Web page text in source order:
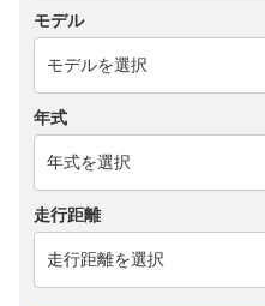
モデル
年式
走行距離